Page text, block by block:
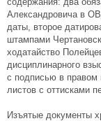
Александровича в
даты, второе
штампами
ходатайство
дисциплинарного
с подписью в правом
листов с оттисками
Изъятые документы